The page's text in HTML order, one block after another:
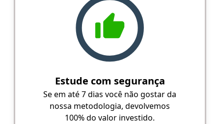
Estude com segurança
Se em até 7 dias você não gostar da
nossa metodologia, devolvemos
100% do valor investido.